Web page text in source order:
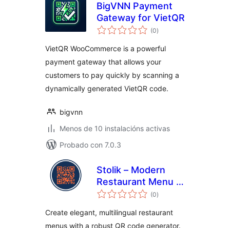
BigVNN Payment
Gateway for VietQR
(0valoracións
totais
)
VietQR WooCommerce is a powerful
payment gateway that allows your
customers to pay quickly by scanning a
dynamically generated VietQR code.
bigvnn
Menos de 10 instalacións activas
Probado con 7.0.3
Stolik – Modern
Restaurant Menu &
QR Code
(0valoracións
totais
)
Create elegant, multilingual restaurant
menus with a robust QR code generator.